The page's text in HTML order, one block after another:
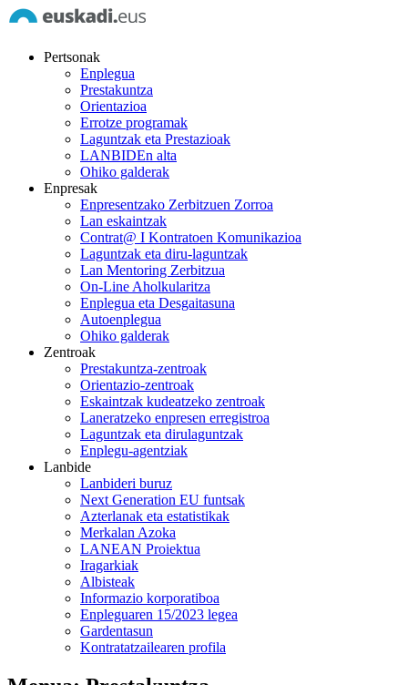
Pertsonak
Enplegua
Prestakuntza
Orientazioa
Errotze programak
Laguntzak eta Prestazioak
LANBIDEn alta
Ohiko galderak
Enpresak
Enpresentzako Zerbitzuen Zorroa
Lan eskaintzak
Contrat@ I Kontratoen Komunikazioa
Laguntzak eta diru-laguntzak
Lan Mentoring Zerbitzua
On-Line Aholkularitza
Enplegua eta Desgaitasuna
Autoenplegua
Ohiko galderak
Zentroak
Prestakuntza-zentroak
Orientazio-zentroak
Eskaintzak kudeatzeko zentroak
Laneratzeko enpresen erregistroa
Laguntzak eta dirulaguntzak
Enplegu-agentziak
Lanbide
Lanbideri buruz
Next Generation EU funtsak
Azterlanak eta estatistikak
Merkalan Azoka
LANEAN Proiektua
Iragarkiak
Albisteak
Informazio korporatiboa
Enpleguaren 15/2023 legea
Gardentasun
Kontratatzailearen profila